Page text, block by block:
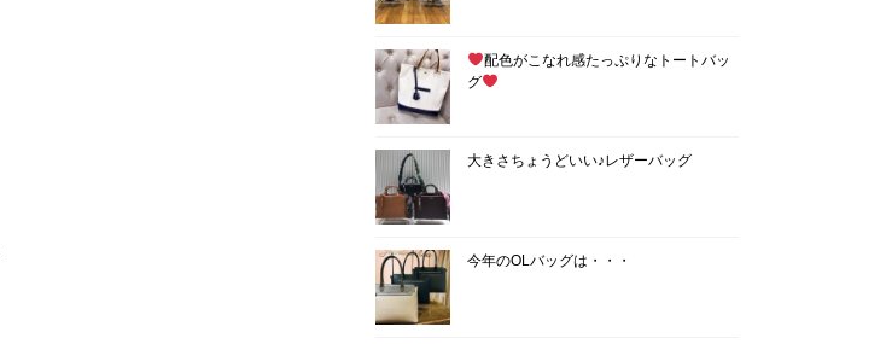
配色がこなれ感たっぷりなトートバッ
グ
大きさちょうどいい♪レザーバッグ
今年のOLバッグは・・・